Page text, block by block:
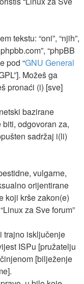
tekstu: “oni”, “njih”,
“phpBB
pod “GNU General
Možeš ga
pronaći (i) [sve]
bazirane
odgovoran za,
sadržaj i(li)
vulgarne,
orijentirane
koji krše zakon(e)
za Sve forum”
trajno isključenje
ISPu [pružatelju
[bilježenje